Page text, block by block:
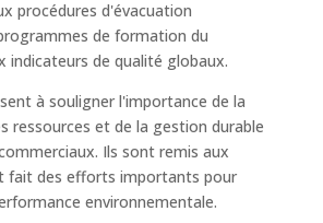
procédures d'évacuation
de formation du
indicateurs de qualité globaux.
à souligner l'importance de la
ressources et de la gestion durable
Ils sont remis aux
fait des efforts importants pour
environnementale.